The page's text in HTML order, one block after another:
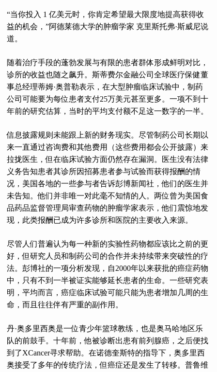
“当你投入 1 亿美元时，你肯定希望最大限度地提高获得收
益的机会，”阿德莱德大学的肿瘤学家 克里斯托弗·斯威尼说
道。
随着治疗手段的蓬勃发展与有限的患者群体形成鲜明对比，
诊所的收益也随之飙升。斯蒂费尔金融公司全球医疗保健董
事总经理蒂姆·奥普勒表示，在大型肿瘤临床试验中，制药
公司可能要为每位患者支付25万美元甚至更多。一项不到十
年前的研究估算，当时的平均支付额不足这一数字的一半。
信息披露规则未能跟上新的财务现实。尽管制药公司长期以
来一直通过咨询费和其他费用（这些费用都会公开披露）来
拉拢医生，但在临床试验方面仍然存在漏洞。医生没有法律
义务告知患者其诊所因招募患者参与试验而获得报酬的情
况，美国各地的一些参与者告诉彭博新闻社，他们的医生并
未告知。他们并非唯一对此毫不知情的人。两位曾为美国食
品药品监督管理局审查药物的肿瘤学家表示，他们震惊地发
现，此类报酬已成为许多诊所和医院的主要收入来源。
尽管人们普遍认为每一种新的实验性药物都应该比之前的更
好，但研究人员和制药公司的合作并未持续带来突破性的疗
法。彭博社的一项分析发现，自2000年以来获批的癌症药物
中，只有不到一半被证实能够延长患者的生命。一些研究表
明，平均而言，癌症临床试验可能只能为患者增加几周的生
命，而且往往伴有严重的副作用。
丹·奥多里西奥是一位青少年篮球教练，也是奥马哈地区乐
队的前鼓手。十年前，他被诊断出患有前列腺癌，之后便找
到了XCancer寻求帮助。在诺德奎斯特的指导下，奥多里西
奥接受了多年的传统疗法，但癌症还是发生了转移。普鲁维